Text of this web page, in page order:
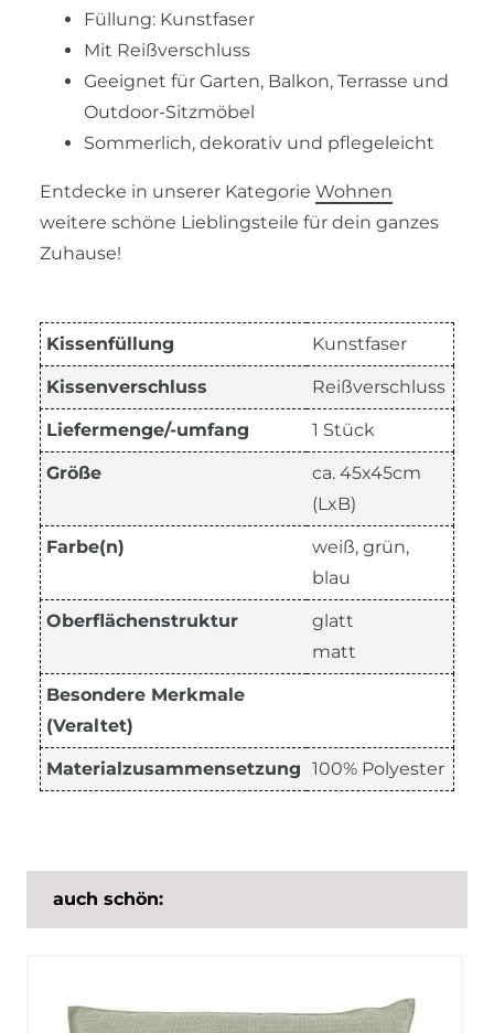
Füllung: Kunstfaser
Mit Reißverschluss
Geeignet für Garten, Balkon, Terrasse und
Outdoor-Sitzmöbel
Sommerlich, dekorativ und pflegeleicht
Entdecke in unserer Kategorie Wohnen
weitere schöne Lieblingsteile für dein ganzes
Zuhause!
Kissenfüllung Kunstfaser
Kissenverschluss Reißverschluss
Liefermenge/-umfang 1 Stück
Größe
ca. 45x45cm
(LxB)
Farbe(n)
weiß, grün,
blau
Oberflächenstruktur
glatt
matt
Besondere Merkmale
(Veraltet)
Materialzusammensetzung 100% Polyester
auch schön: